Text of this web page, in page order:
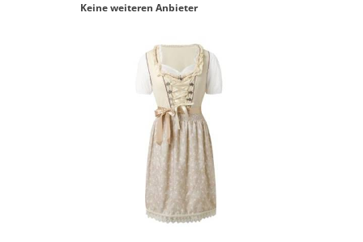
Keine weiteren Anbieter